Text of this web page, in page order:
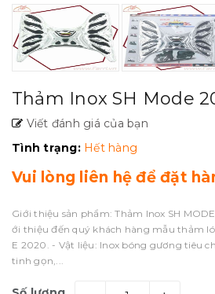
Thảm Inox SH Mode
Viết đánh giá của bạn
Tình trạng: Hết hàng
Vui lòng liên hệ để đặt
Giới thiệu sản phẩm: Thảm Inox SH
ới thiệu đến quý khách hàng mẫu thảm
E 2020. - Vật liệu: Inox bóng gương tiêu
tinh gọn,...